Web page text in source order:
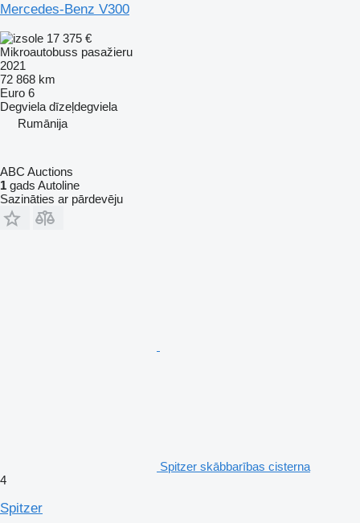
Mercedes-Benz V300
17 375 €
Mikroautobuss pasažieru
2021
72 868 km
Euro 6
Degviela dīzeļdegviela
Rumānija
ABC Auctions
1 gads Autoline
Sazināties ar pārdevēju
Spitzer skābbarības cisterna
4
Spitzer